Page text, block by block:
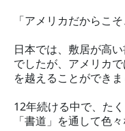
「アメリカだからこそ
日本では、敷居が高
でしたが、アメリカ
を越えることができま
12年続ける中で、た
「書道」を通して色